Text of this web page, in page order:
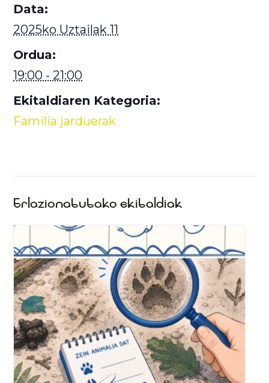
Data:
2025ko Uztailak 11
Ordua:
19:00 - 21:00
Ekitaldiaren Kategoria:
Familia jarduerak
Erlazionatutako ekitaldiak